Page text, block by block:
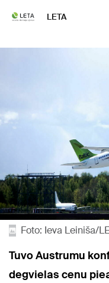
LETA
Foto: Ieva Leiniša/
Tuvo Austrumu
degvielas cenu